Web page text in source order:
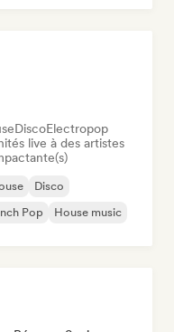
DiscoElectropop
live à des artistes
Disco
Pop House music